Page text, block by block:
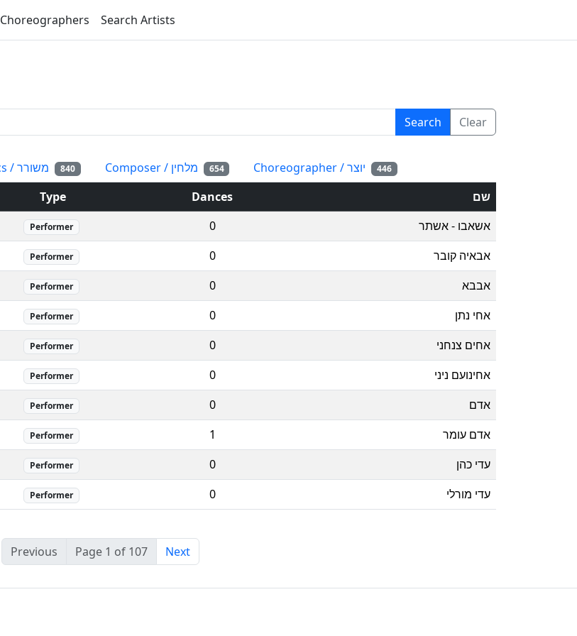
Choreographers Search Artists
Search Clear
840 654 446
Type Dances
שם
Performer 0
אשאבו - אשתר
Performer 0
אבאיה קובר
Performer 0
אבבא
Performer 0
אחי נתן
Performer 0
אחים צנחני
Performer 0
אחינועם ניני
Performer 0
אדם
Performer 1
אדם עומר
Performer 0
עדי כהן
Performer 0 עדי מורלי
Previous Page 1 of 107 Next